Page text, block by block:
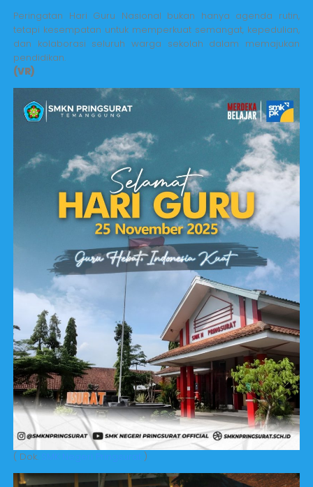
Peringatan Hari Guru Nasional bukan hanya agenda rutin,
tetapi kesempatan untuk memperkuat semangat, kepedulian,
dan kolaborasi seluruh warga sekolah dalam memajukan
pendidikan.
(VR)
( Dok. )